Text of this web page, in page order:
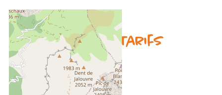
Disponibilités & Tarifs